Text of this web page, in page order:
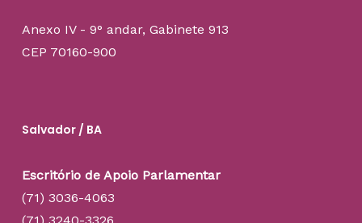
Anexo IV - 9° andar, Gabinete 913
CEP 70160-900
Salvador / BA
Escritório de Apoio Parlamentar
(71) 3036-4063